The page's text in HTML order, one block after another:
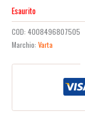
Esaurito
COD: 4008496807505
Marchio: Varta